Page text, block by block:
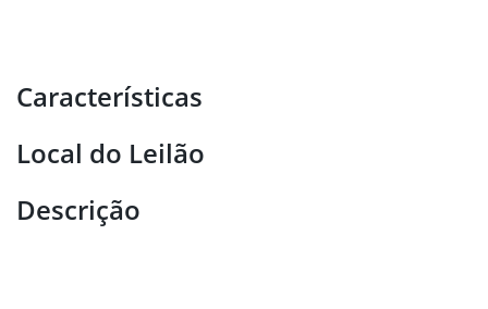
Características
Local do Leilão
Descrição